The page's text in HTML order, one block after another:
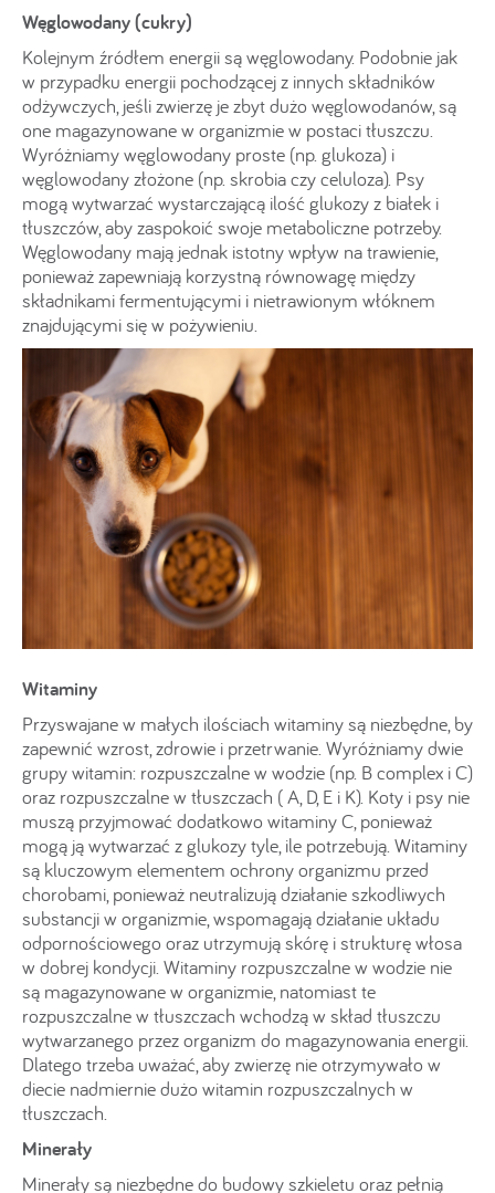
Węglowodany (cukry)
Kolejnym źródłem energii są węglowodany. Podobnie jak
w przypadku energii pochodzącej z innych składników
odżywczych, jeśli zwierzę je zbyt dużo węglowodanów, są
one magazynowane w organizmie w postaci tłuszczu.
Wyróżniamy węglowodany proste (np. glukoza) i
węglowodany złożone (np. skrobia czy celuloza). Psy
mogą wytwarzać wystarczającą ilość glukozy z białek i
tłuszczów, aby zaspokoić swoje metaboliczne potrzeby.
Węglowodany mają jednak istotny wpływ na trawienie,
ponieważ zapewniają korzystną równowagę między
składnikami fermentującymi i nietrawionym włóknem
znajdującymi się w pożywieniu.
Witaminy
Przyswajane w małych ilościach witaminy są niezbędne, by
zapewnić wzrost, zdrowie i przetrwanie. Wyróżniamy dwie
grupy witamin: rozpuszczalne w wodzie (np. B complex i C)
oraz rozpuszczalne w tłuszczach ( A, D, E i K). Koty i psy nie
muszą przyjmować dodatkowo witaminy C, ponieważ
mogą ją wytwarzać z glukozy tyle, ile potrzebują. Witaminy
są kluczowym elementem ochrony organizmu przed
chorobami, ponieważ neutralizują działanie szkodliwych
substancji w organizmie, wspomagają działanie układu
odpornościowego oraz utrzymują skórę i strukturę włosa
w dobrej kondycji. Witaminy rozpuszczalne w wodzie nie
są magazynowane w organizmie, natomiast te
rozpuszczalne w tłuszczach wchodzą w skład tłuszczu
wytwarzanego przez organizm do magazynowania energii.
Dlatego trzeba uważać, aby zwierzę nie otrzymywało w
diecie nadmiernie dużo witamin rozpuszczalnych w
tłuszczach.
Minerały
Minerały są niezbędne do budowy szkieletu oraz pełnią